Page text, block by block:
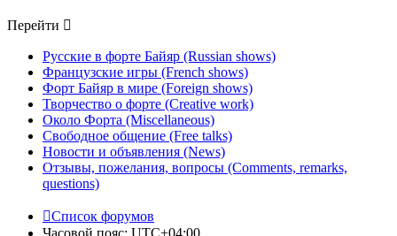
Перейти
Русские в форте Байяр (Russian shows)
Французские игры (French shows)
Форт Байяр в мире (Foreign shows)
Творчество о форте (Creative work)
Около Форта (Miscellaneous)
Свободное общение (Free talks)
Новости и объявления (News)
Отзывы, пожелания, вопросы (Comments, remarks,
questions)
Список форумов
Часовой пояс: UTC+04:00